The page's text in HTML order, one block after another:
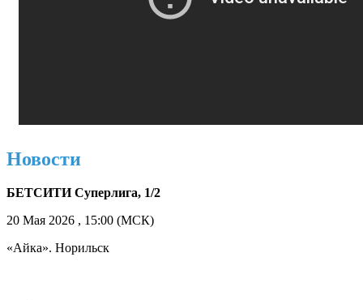
Новости
БЕТСИТИ Суперлига, 1/2
20 Мая 2026 , 15:00 (МСК)
«Айка». Норильск